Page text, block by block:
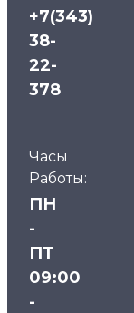
+7(343)
38-
22-
378
Часы
Работы:
ПН
-
ПТ
09:00
-